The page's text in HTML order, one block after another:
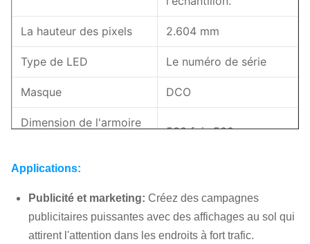
La hauteur des pixels 2.604 mm
Type de LED Le numéro de série
Masque DCO
Dimension de l'armoire
500 fois 500
Taille du module ((mm)
Poids de l'armoire 14.5 kg
D'aluminium moulé
Applications:
Publicité et marketing: Créez des campagnes
publicitaires puissantes avec des affichages au sol qui
attirent l'attention dans les endroits à fort trafic.